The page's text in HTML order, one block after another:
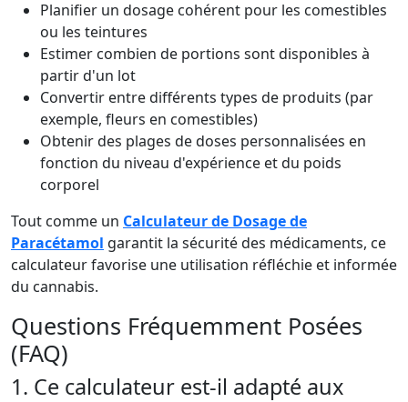
Planifier un dosage cohérent pour les comestibles
ou les teintures
Estimer combien de portions sont disponibles à
partir d'un lot
Convertir entre différents types de produits (par
exemple, fleurs en comestibles)
Obtenir des plages de doses personnalisées en
fonction du niveau d'expérience et du poids
corporel
Tout comme un Calculateur de Dosage de
Paracétamol garantit la sécurité des médicaments, ce
calculateur favorise une utilisation réfléchie et informée
du cannabis.
Questions Fréquemment Posées
(FAQ)
1. Ce calculateur est-il adapté aux